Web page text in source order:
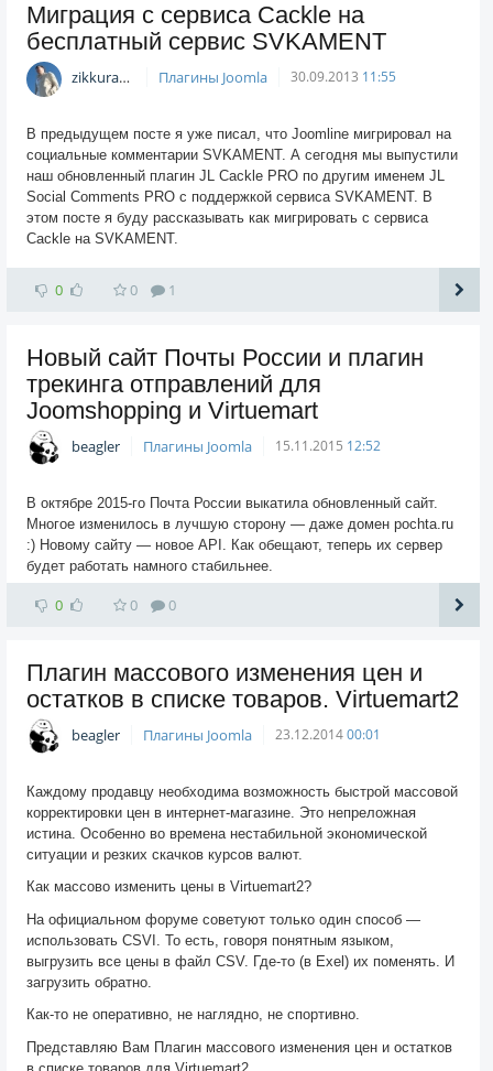
Миграция с сервиса Cackle на
бесплатный сервис SVKAMENT
zikkuratvk Плагины Joomla 30.09.2013 11:55
В предыдущем посте я уже писал, что Joomline мигрировал на
социальные комментарии SVKAMENT. А сегодня мы выпустили
наш обновленный плагин JL Cackle PRO по другим именем JL
Social Comments PRO с поддержкой сервиса SVKAMENT. В
этом посте я буду рассказывать как мигрировать с сервиса
Cackle на SVKAMENT.
0 0 1
Новый сайт Почты России и плагин
трекинга отправлений для
Joomshopping и Virtuemart
beagler Плагины Joomla 15.11.2015 12:52
В октябре 2015-го Почта России выкатила обновленный сайт.
Многое изменилось в лучшую сторону — даже домен pochta.ru
:) Новому сайту — новое API. Как обещают, теперь их сервер
будет работать намного стабильнее.
0 0 0
Плагин массового изменения цен и
остатков в списке товаров. Virtuemart2
beagler Плагины Joomla 23.12.201400:01
Каждому продавцу необходима возможность быстрой массовой
корректировки цен в интернет-магазине. Это непреложная
истина. Особенно во времена нестабильной экономической
ситуации и резких скачков курсов валют.
Как массово изменить цены в Virtuemart2?
На официальном форуме советуют только один способ —
использовать CSVI. То есть, говоря понятным языком,
выгрузить все цены в файл CSV. Где-то (в Exel) их поменять. И
загрузить обратно.
Как-то не оперативно, не наглядно, не спортивно.
Представляю Вам Плагин массового изменения цен и остатков